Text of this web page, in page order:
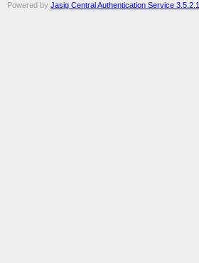
Powered by Jasig Central Authentication Service 3.5.2.1